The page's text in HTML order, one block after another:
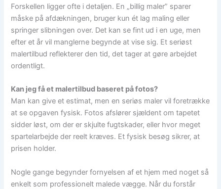
Forskellen ligger ofte i detaljen. En „billig maler” sparer
måske på afdækningen, bruger kun ét lag maling eller
springer slibningen over. Det kan se fint ud i en uge, men
efter et år vil manglerne begynde at vise sig. Et seriøst
malertilbud reflekterer den tid, det tager at gøre arbejdet
ordentligt.
Kan jeg få et malertilbud baseret på fotos?
Man kan give et estimat, men en seriøs maler vil foretrække
at se opgaven fysisk. Fotos afslører sjældent om tapetet
sidder løst, om der er skjulte fugtskader, eller hvor meget
spartelarbejde der reelt kræves. Et fysisk besøg sikrer, at
prisen holder.
Nogle gange begynder fornyelsen af et hjem med noget så
enkelt som professionelt malede vægge. Når du forstår